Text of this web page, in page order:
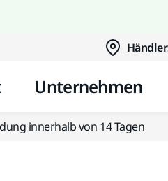
Unternehmen
innerhalb von 14 Tagen